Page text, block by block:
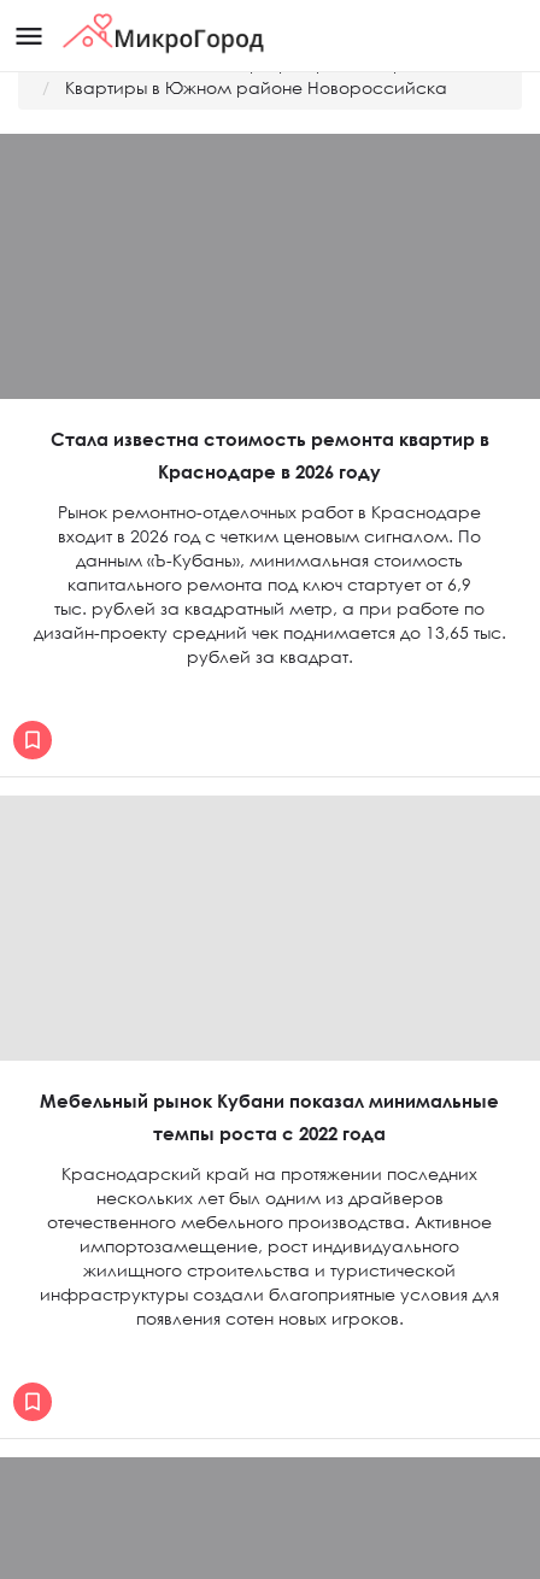
menu
Квартиры в Южном районе Новороссийска
Стала известна стоимость ремонта квартир в
Краснодаре в 2026 году
Рынок ремонтно-отделочных работ в Краснодаре
входит в 2026 год с четким ценовым сигналом. По
данным «Ъ-Кубань», минимальная стоимость
капитального ремонта под ключ стартует от 6,9
тыс. рублей за квадратный метр, а при работе по
дизайн-проекту средний чек поднимается до 13,65 тыс.
рублей за квадрат.
Мебельный рынок Кубани показал минимальные
темпы роста с 2022 года
Краснодарский край на протяжении последних
нескольких лет был одним из драйверов
отечественного мебельного производства. Активное
импортозамещение, рост индивидуального
жилищного строительства и туристической
инфраструктуры создали благоприятные условия для
появления сотен новых игроков.